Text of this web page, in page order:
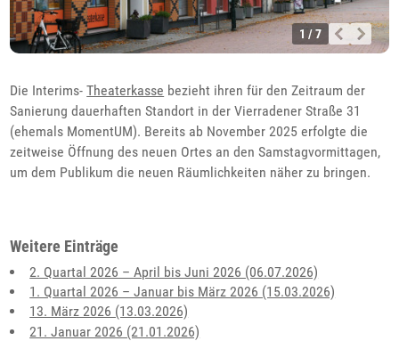
1 / 7
Die Interims-Theaterkasse bezieht ihren für den Zeitraum der
Sanierung dauerhaften Standort in der Vierradener Straße 31
(ehemals MomentUM). Bereits ab November 2025 erfolgte die
zeitweise Öffnung des neuen Ortes an den Samstagvormittagen,
um dem Publikum die neuen Räumlichkeiten näher zu bringen.
Weitere Einträge
2. Quartal 2026 – April bis Juni 2026 (06.07.2026)
1. Quartal 2026 – Januar bis März 2026 (15.03.2026)
13. März 2026 (13.03.2026)
21. Januar 2026 (21.01.2026)